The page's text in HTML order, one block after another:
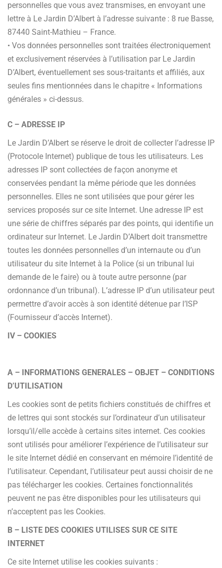
personnelles que vous avez transmises, en envoyant une
lettre à Le Jardin D’Albert à l’adresse suivante : 8 rue Basse,
87440 Saint-Mathieu – France.
• Vos données personnelles sont traitées électroniquement
et exclusivement réservées à l’utilisation par Le Jardin
D’Albert, éventuellement ses sous-traitants et affiliés, aux
seules fins mentionnées dans le chapitre « Informations
générales » ci-dessus.
C – ADRESSE IP
Le Jardin D’Albert se réserve le droit de collecter l’adresse IP
(Protocole Internet) publique de tous les utilisateurs. Les
adresses IP sont collectées de façon anonyme et
conservées pendant la même période que les données
personnelles. Elles ne sont utilisées que pour gérer les
services proposés sur ce site Internet. Une adresse IP est
une série de chiffres séparés par des points, qui identifie un
ordinateur sur Internet. Le Jardin D’Albert doit transmettre
toutes les données personnelles d’un internaute ou d’un
utilisateur du site Internet à la Police (si un tribunal lui
demande de le faire) ou à toute autre personne (par
ordonnance d’un tribunal). L’adresse IP d’un utilisateur peut
permettre d’avoir accès à son identité détenue par l’ISP
(Fournisseur d’accès Internet).
IV – COOKIES
A – INFORMATIONS GENERALES – OBJET – CONDITIONS
D’UTILISATION
Les cookies sont de petits fichiers constitués de chiffres et
de lettres qui sont stockés sur l’ordinateur d’un utilisateur
lorsqu’il/elle accède à certains sites internet. Ces cookies
sont utilisés pour améliorer l’expérience de l’utilisateur sur
le site Internet dédié en conservant en mémoire l’identité de
l’utilisateur. Cependant, l’utilisateur peut aussi choisir de ne
pas télécharger les cookies. Certaines fonctionnalités
peuvent ne pas être disponibles pour les utilisateurs qui
n’acceptent pas les Cookies.
B – LISTE DES COOKIES UTILISES SUR CE SITE
INTERNET
Ce site Internet utilise les cookies suivants :